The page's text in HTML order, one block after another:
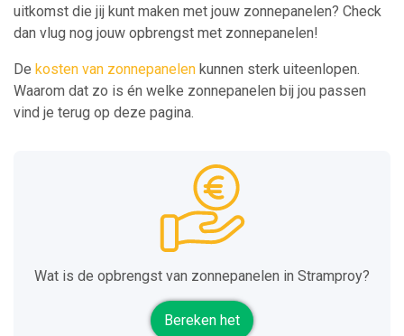
uitkomst die jij kunt maken met jouw zonnepanelen? Check
dan vlug nog jouw opbrengst met zonnepanelen!
De kosten van zonnepanelen kunnen sterk uiteenlopen.
Waarom dat zo is én welke zonnepanelen bij jou passen
vind je terug op deze pagina.
Wat is de opbrengst van zonnepanelen in Stramproy?
Bereken het